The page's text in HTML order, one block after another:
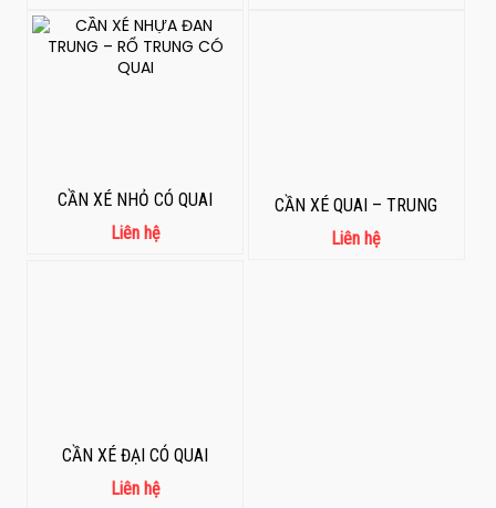
CẦN XÉ NHỎ CÓ QUAI
Liên hệ
CẦN XÉ QUAI – TRUNG
Liên hệ
CẦN XÉ ĐẠI CÓ QUAI
Liên hệ